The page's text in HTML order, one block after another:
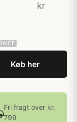
kr
Køb her
Fri fragt over kr.
799